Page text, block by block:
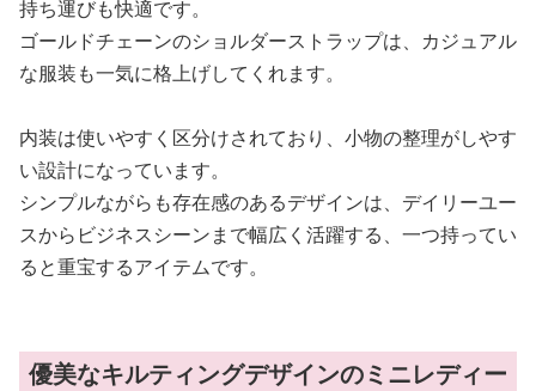
持ち運びも快適です。
ゴールドチェーンのショルダーストラップは、カジュアル
な服装も一気に格上げしてくれます。
内装は使いやすく区分けされており、小物の整理がしやす
い設計になっています。
シンプルながらも存在感のあるデザインは、デイリーユー
スからビジネスシーンまで幅広く活躍する、一つ持ってい
ると重宝するアイテムです。
優美なキルティングデザインのミニレディー